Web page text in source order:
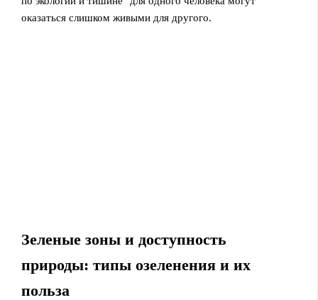
оказаться слишком живыми для другого.
Зеленые зоны и доступность
природы: типы озеленения и их
польза